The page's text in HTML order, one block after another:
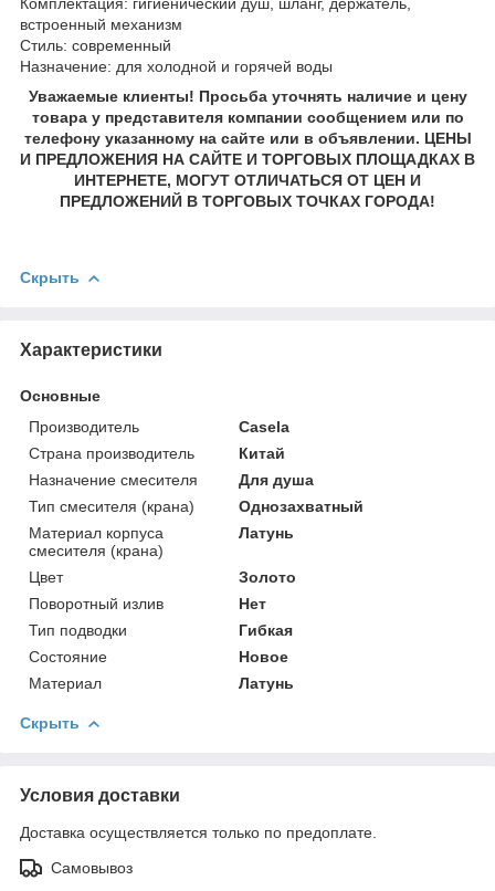
встроенный механизм
Стиль: современный
Назначение: для холодной и горячей воды
Уважаемые клиенты! Просьба уточнять наличие и цену
товара у представителя компании сообщением или по
телефону указанному на сайте или в объявлении. ЦЕНЫ
И ПРЕДЛОЖЕНИЯ НА САЙТЕ И ТОРГОВЫХ ПЛОЩАДКАХ В
ИНТЕРНЕТЕ, МОГУТ ОТЛИЧАТЬСЯ ОТ ЦЕН И
ПРЕДЛОЖЕНИЙ В ТОРГОВЫХ ТОЧКАХ ГОРОДА!
Скрыть
Характеристики
Основные
Производитель
Casela
Страна производитель
Китай
Назначение смесителя
Для душа
Тип смесителя (крана)
Однозахватный
Материал корпуса
смесителя (крана)
Латунь
Цвет
Золото
Поворотный излив
Нет
Тип подводки
Гибкая
Состояние
Новое
Материал
Латунь
Скрыть
Условия доставки
Доставка осуществляется только по предоплате.
Самовывоз